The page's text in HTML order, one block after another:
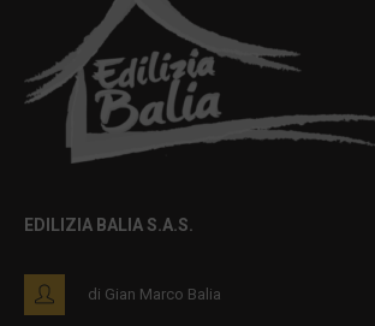
EDILIZIA BALIA S.A.S.
di Gian Marco Balia